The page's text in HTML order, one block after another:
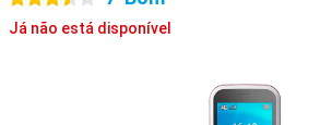
Já não está disponível